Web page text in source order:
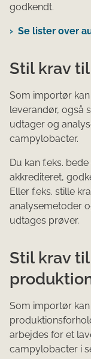
godkendt.
Se lister over
Stil krav
Som importør
leverandør, også
udtager og
campylobacter.
Du kan f.eks.
akkrediteret,
Eller f.eks. stille
analysemetoder
udtages prøver.
Stil krav til
Som importør
arbejdes for et
campylobacter i